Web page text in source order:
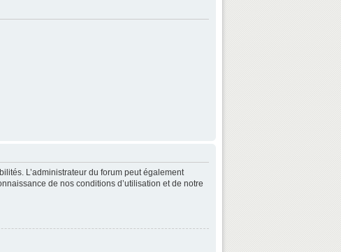
L’administrateur du forum peut également
de nos conditions d’utilisation et de notre